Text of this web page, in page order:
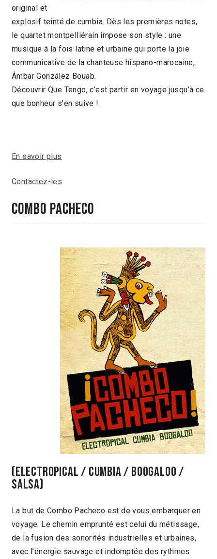
original et
explosif teinté de cumbia. Dès les premières notes,
le quartet montpelliérain impose son style : une
musique à la fois latine et urbaine qui porte la joie
communicative de la chanteuse hispano-marocaine,
Ámbar González Bouab.
Découvrir Que Tengo, c’est partir en voyage jusqu’à ce
que bonheur s’en suive !
En savoir plus
Contactez-les
COMBO PACHECO
(Electropical / Cumbia / Boogaloo /
Salsa)
La but de Combo Pacheco est de vous embarquer en
voyage. Le chemin emprunté est celui du métissage,
de la fusion des sonorités industrielles et urbaines,
avec l’énergie sauvage et indomptée des rythmes